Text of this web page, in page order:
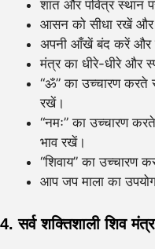
शांत और पवित्र स्थान
आसन को सीधा रखें और
अपनी आँखें बंद करें और
मंत्र का धीरे-धीरे और
“ॐ” का उच्चारण करते
रखें।
“नमः” का उच्चारण
भाव रखें।
“शिवाय” का उच्चारण
आप जप माला का
4. सर्व शक्तिशाली शिव